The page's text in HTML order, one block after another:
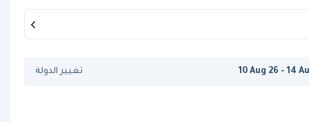
10 Aug 26 - 14 تغيير الدولة